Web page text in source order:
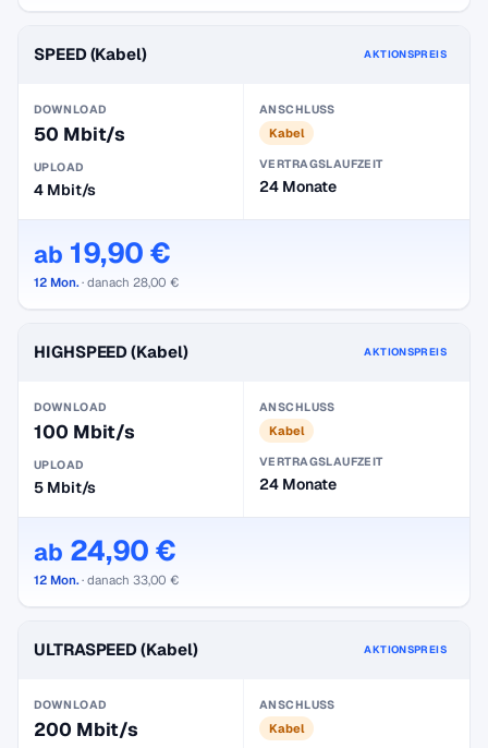
SPEED (Kabel) AKTIONSPREIS
DOWNLOAD
50 Mbit/s
UPLOAD
4 Mbit/s
ANSCHLUSS
Kabel
VERTRAGSLAUFZEIT
24 Monate
ab 19,90 €
12 Mon.· danach 28,00 €
HIGHSPEED (Kabel) AKTIONSPREIS
DOWNLOAD
100 Mbit/s
UPLOAD
5 Mbit/s
ANSCHLUSS
Kabel
VERTRAGSLAUFZEIT
24 Monate
ab 24,90 €
12 Mon.· danach 33,00 €
ULTRASPEED (Kabel) AKTIONSPREIS
DOWNLOAD
200 Mbit/s
ANSCHLUSS
Kabel